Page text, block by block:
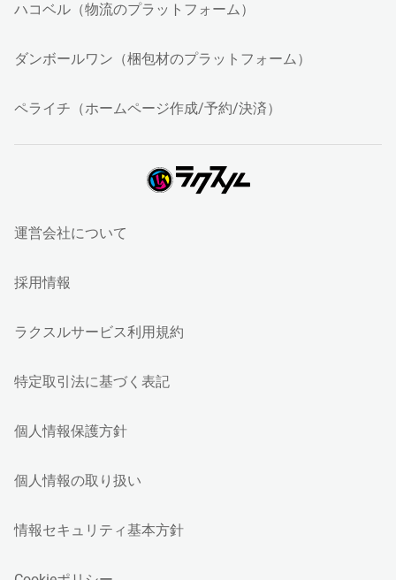
ハコベル（物流のプラットフォーム）
ダンボールワン（梱包材のプラットフォーム）
ペライチ（ホームページ作成/予約/決済）
運営会社について
採用情報
ラクスルサービス利用規約
特定取引法に基づく表記
個人情報保護方針
個人情報の取り扱い
情報セキュリティ基本方針